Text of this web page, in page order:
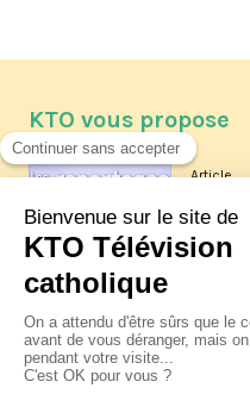
KTO vous propose
Article
Les
La
XIV à
jeudi